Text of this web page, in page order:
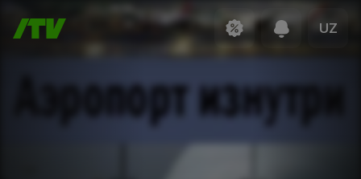
UZ